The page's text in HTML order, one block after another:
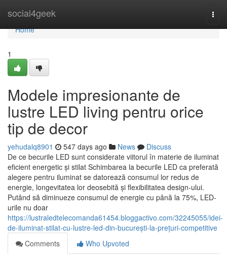
social4geek
Home
Home
1
Modele impresionante de
lustre LED living pentru orice
tip de decor
yehudalq8901 547 days ago News
Discuss
De ce becurile LED sunt considerate viitorul în materie de iluminat
eficient energetic și stilat Schimbarea la becurile LED ca preferată
alegere pentru iluminat se datorează consumul lor redus de
energie, longevitatea lor deosebită și flexibilitatea design-ului.
Putând să diminueze consumul de energie cu până la 75%, LED-
urile nu doar
https://lustraledtelecomanda61454.bloggactivo.com/32245055/idei-
de-iluminat-stilat-cu-lustre-led-din-bucurești-la-prețuri-competitive
Comments
Who Upvoted